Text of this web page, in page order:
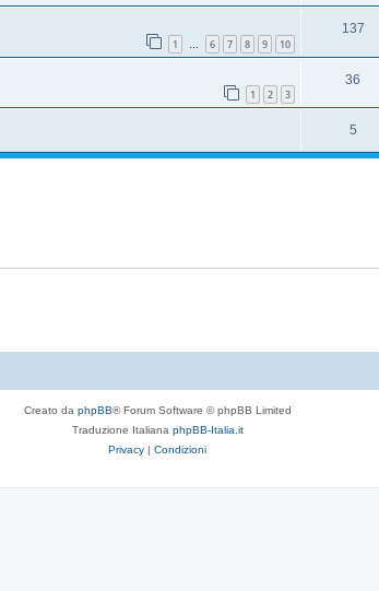
1 … 6 7 8 9 10
137
1 2 3
36
5
Creato da phpBB® Forum Software © phpBB Limited
Traduzione Italiana phpBB-Italia.it
Privacy | Condizioni